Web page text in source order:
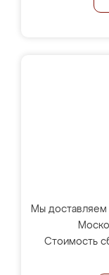
Мы доставляем
Стоимость